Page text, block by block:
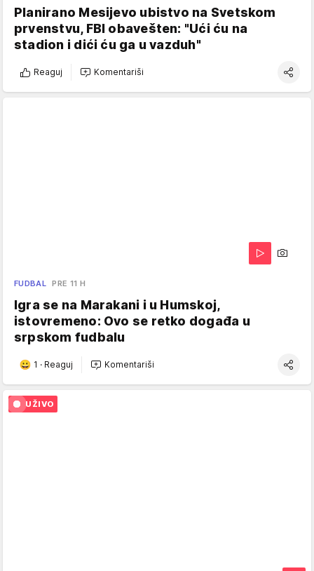
Planirano Mesijevo ubistvo na Svetskom
prvenstvu, FBI obavešten: "Ući ću na
stadion i dići ću ga u vazduh"
Reaguj Komentariši
FUDBAL PRE 11 H
Igra se na Marakani i u Humskoj,
istovremeno: Ovo se retko događa u
srpskom fudbalu
1 · Reaguj Komentariši
UŽIVO